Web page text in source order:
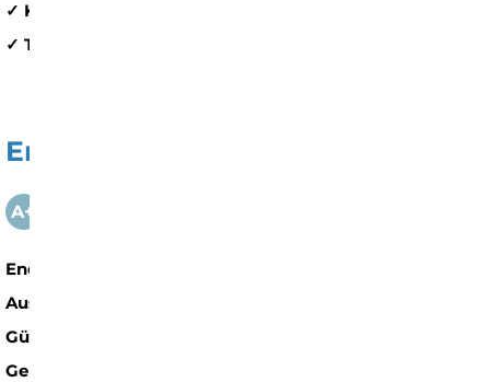
✓ Keller
✓ Tageslichtbad
Energieausweis
A+
Energieausweistyp
Ausstellungsdatum
Gültig bis
Gebäudeart